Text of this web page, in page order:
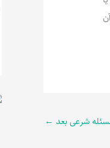
شرعی بعد ←